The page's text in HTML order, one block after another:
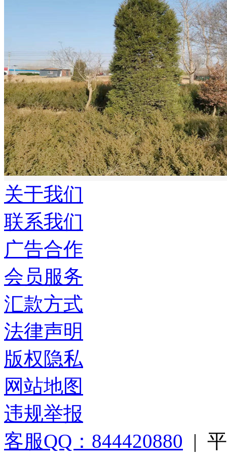
关于我们
联系我们
广告合作
会员服务
汇款方式
法律声明
版权隐私
网站地图
违规举报
客服QQ：844420880 |